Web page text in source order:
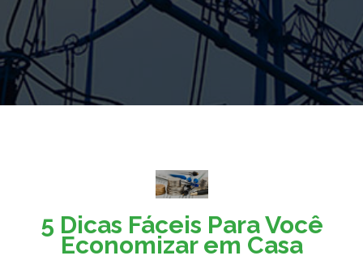
5 Dicas Fáceis Para Você
Economizar em Casa